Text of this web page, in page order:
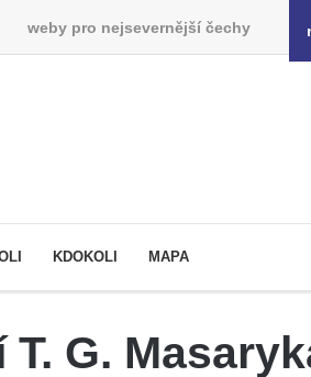
weby pro nejsevernější čechy
KDOKOLI MAPA
G.